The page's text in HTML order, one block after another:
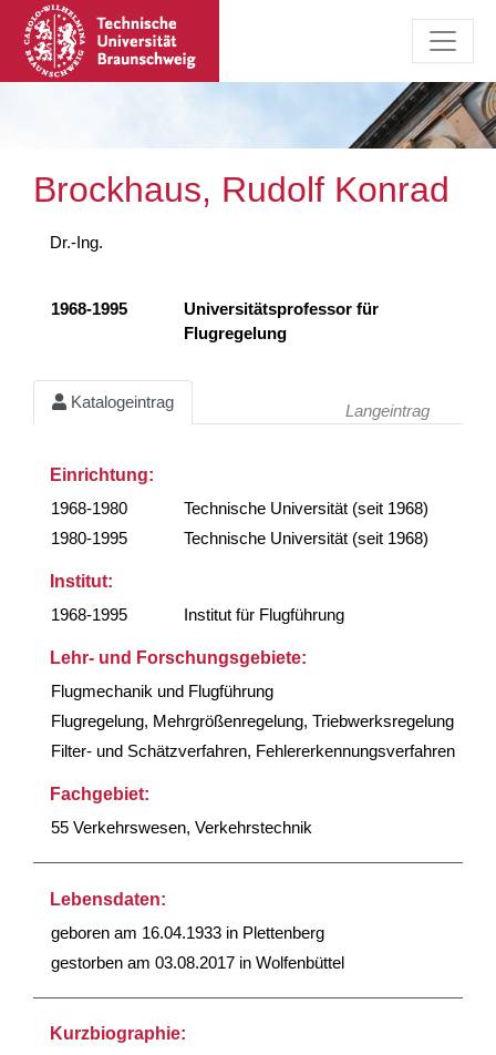
Brockhaus, Rudolf Konrad
Dr.-Ing.
1968-1995
Universitätsprofessor für
Flugregelung
Katalogeintrag Langeintrag
Einrichtung:
1968-1980
Technische Universität (seit 1968)
1980-1995
Technische Universität (seit 1968)
Institut:
1968-1995
Institut für Flugführung
Lehr- und Forschungsgebiete:
Flugmechanik und Flugführung
Flugregelung, Mehrgrößenregelung, Triebwerksregelung
Filter- und Schätzverfahren, Fehlererkennungsverfahren
Fachgebiet:
55 Verkehrswesen, Verkehrstechnik
Lebensdaten:
geboren am 16.04.1933 in Plettenberg
gestorben am 03.08.2017 in Wolfenbüttel
Kurzbiographie: